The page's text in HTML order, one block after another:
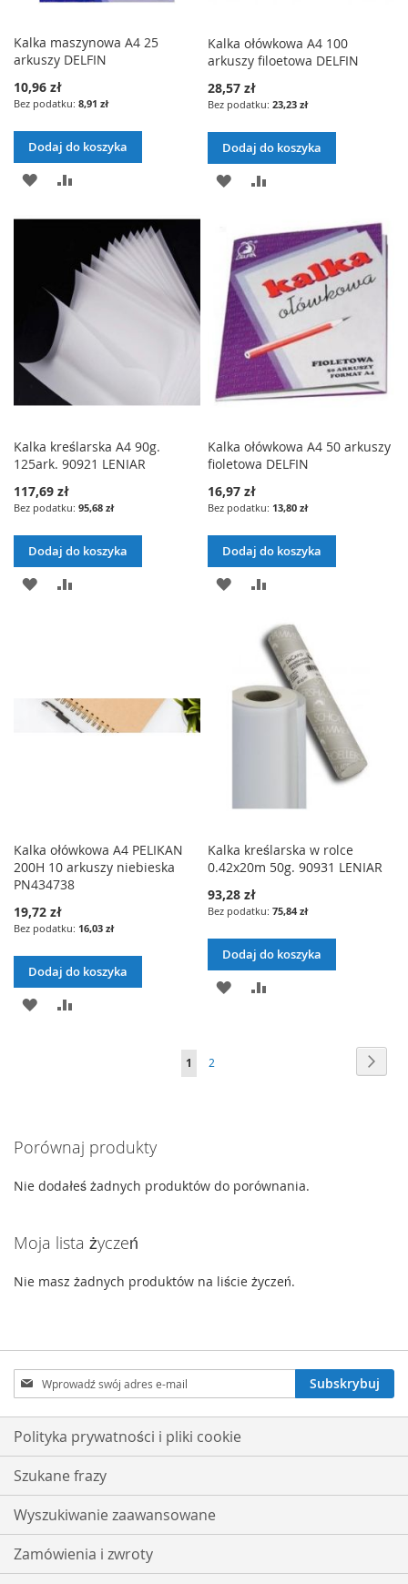
Kalka maszynowa A4 25
arkuszy DELFIN
10,96 zł
8,91 zł
Dodaj do koszyka
DODAJ
ŻYCZEŃ
Kalka ołówkowa A4 100
arkuszy filoetowa DELFIN
28,57 zł
23,23 zł
Dodaj do koszyka
DODAJ
LISTY
ŻYCZEŃ
Kalka kreślarska A4 90g.
125ark. 90921 LENIAR
117,69 zł
95,68 zł
Dodaj do koszyka
DODAJ
Kalka ołówkowa A4 50 arkuszy
fioletowa DELFIN
16,97 zł
13,80 zł
Dodaj do koszyka
DODAJ
LISTY
ŻYCZEŃ
Kalka ołówkowa A4 PELIKAN
200H 10 arkuszy niebieska
PN434738
19,72 zł
16,03 zł
Dodaj do koszyka
DODAJ
Kalka kreślarska w rolce
0.42x20m 50g. 90931 LENIAR
93,28 zł
75,84 zł
Dodaj do koszyka
DODAJ
Aktualnie
1 Strona
2
Porównaj produkty
Nie dodałeś żadnych produktów do porównania.
Moja lista życzeń
Nie masz żadnych produktów na liście życzeń.
Subskrybuj
nasz
newsletter:
Subskrybuj
Polityka prywatności i pliki cookie
Szukane frazy
Wyszukiwanie zaawansowane
Zamówienia i zwroty